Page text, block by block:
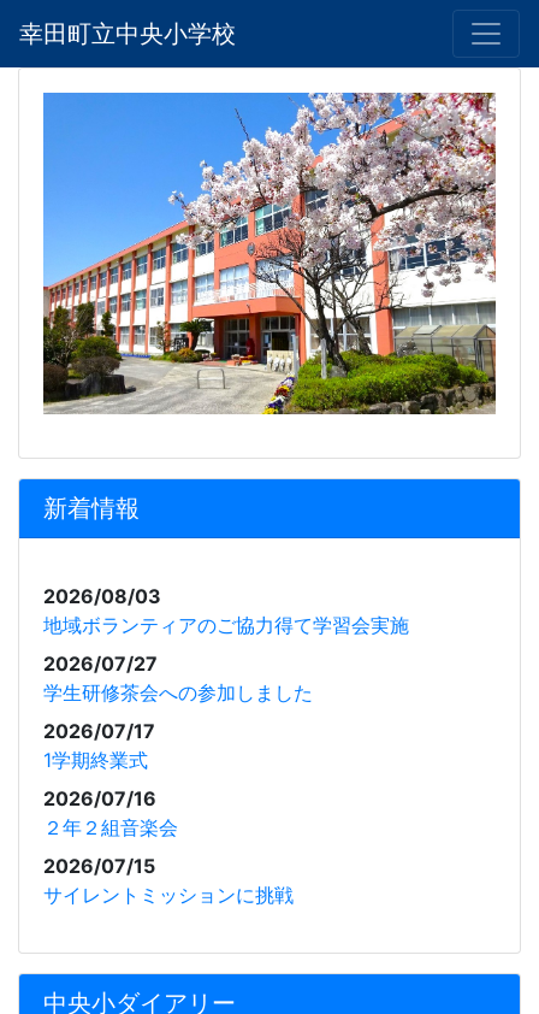
幸田町立中央小学校
新着情報
2026/08/03
地域ボランティアのご協力得て学習会実施
2026/07/27
学生研修茶会への参加しました
2026/07/17
1学期終業式
2026/07/16
２年２組音楽会
2026/07/15
サイレントミッションに挑戦
中央小ダイアリー